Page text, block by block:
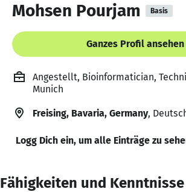
Mohsen Pourjam Basis
Ganzes Profil ansehen
Angestellt, Bioinformatician,
Munich
Freising, Bavaria, Germany,
Logg Dich ein, um alle Einträge zu
Fähigkeiten und Kenntnisse